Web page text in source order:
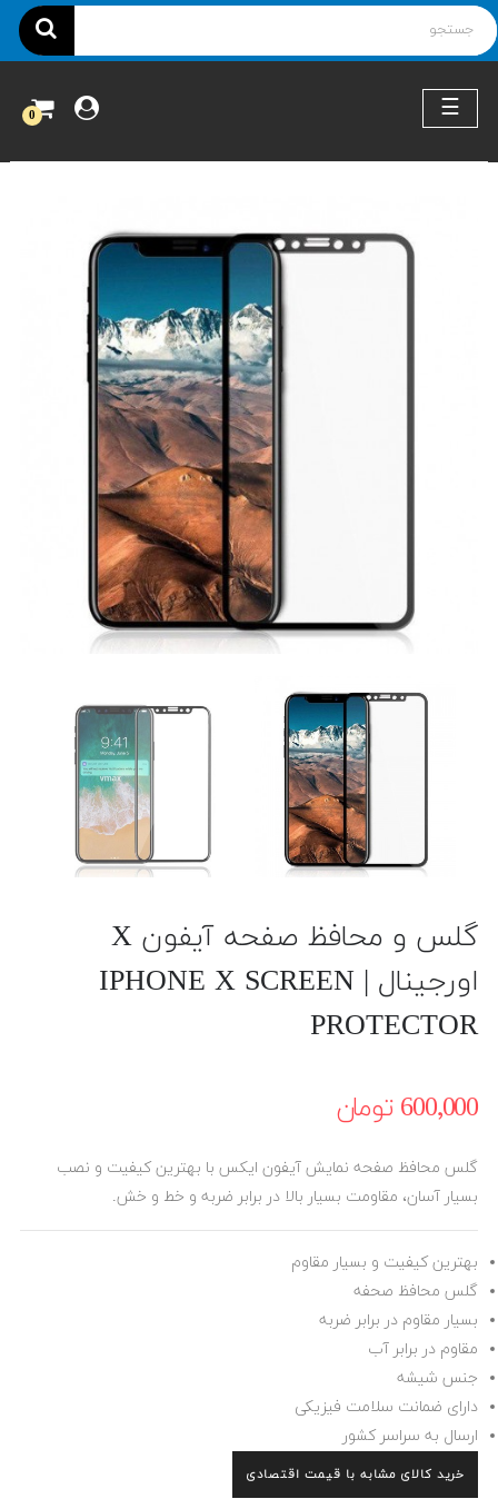
ناوبری
☰
0
گلس و محافظ صفحه آیفون X
اورجینال | IPHONE X SCREEN
PROTECTOR
600٬000 ‎تومان
گلس محافظ صفحه نمایش آیفون ایکس با بهترین کیفیت و نصب
بسیار آسان، مقاومت بسیار بالا در برابر ضربه و خط و خش.
بهترین کیفیت و بسیار مقاوم
گلس محافظ صحفه
بسیار مقاوم در برابر ضربه
مقاوم در برابر آب
جنس شیشه
دارای ضمانت سلامت فیزیکی
ارسال به سراسر کشور
خرید کالای مشابه با قیمت اقتصادی